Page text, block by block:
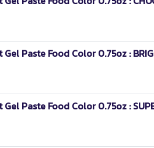
Paste Food Color 0.75oz :
Paste Food Color 0.75oz :